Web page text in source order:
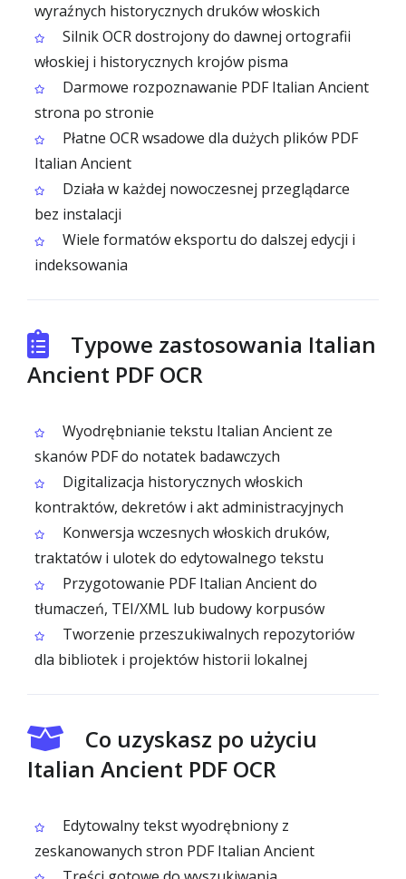
wyraźnych historycznych druków włoskich
Silnik OCR dostrojony do dawnej ortografii
włoskiej i historycznych krojów pisma
Darmowe rozpoznawanie PDF Italian Ancient
strona po stronie
Płatne OCR wsadowe dla dużych plików PDF
Italian Ancient
Działa w każdej nowoczesnej przeglądarce
bez instalacji
Wiele formatów eksportu do dalszej edycji i
indeksowania
Typowe zastosowania Italian
Ancient PDF OCR
Wyodrębnianie tekstu Italian Ancient ze
skanów PDF do notatek badawczych
Digitalizacja historycznych włoskich
kontraktów, dekretów i akt administracyjnych
Konwersja wczesnych włoskich druków,
traktatów i ulotek do edytowalnego tekstu
Przygotowanie PDF Italian Ancient do
tłumaczeń, TEI/XML lub budowy korpusów
Tworzenie przeszukiwalnych repozytoriów
dla bibliotek i projektów historii lokalnej
Co uzyskasz po użyciu
Italian Ancient PDF OCR
Edytowalny tekst wyodrębniony z
zeskanowanych stron PDF Italian Ancient